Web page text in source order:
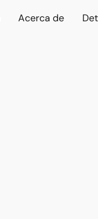
Acerca de